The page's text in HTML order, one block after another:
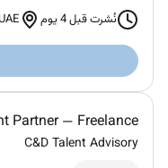
نُشرت قبل 4 يوم
Partner — Freelance
C&D Talent Advisory